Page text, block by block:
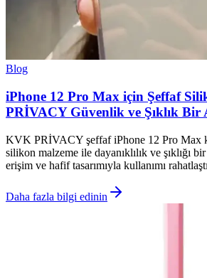
Blog
iPhone 12 Pro Max için Şeffaf
PRİVACY Güvenlik ve Şıklık Bir
KVK PRİVACY şeffaf iPhone 12 Pro Max
silikon malzeme ile dayanıklılık ve şıklığı
erişim ve hafif tasarımıyla kullanımı
Daha fazla bilgi edinin